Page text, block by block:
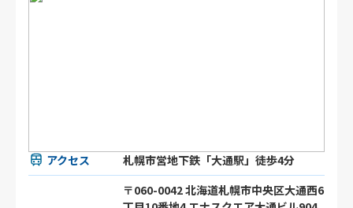
アクセス 札幌市営地下鉄「大通駅」徒歩4分
〒060-0042 北海道札幌市中央区大通西6